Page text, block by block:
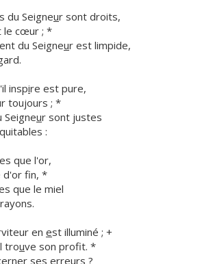
du Seigneur sont droits,
le cœur ; *
du Seigneur est limpide,
inspire est pure,
toujours ; *
Seigneur sont justes
:
que l'or,
d'or fin, *
que le miel
en est illuminé ; +
trouve son profit. *
er ses erreurs ?